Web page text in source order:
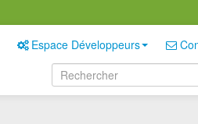
Espace Développeurs